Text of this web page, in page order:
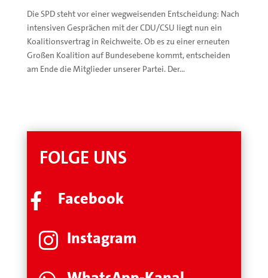
Die SPD steht vor einer wegweisenden Entscheidung: Nach
intensiven Gesprächen mit der CDU/CSU liegt nun ein
Koalitionsvertrag in Reichweite. Ob es zu einer erneuten
Großen Koalition auf Bundesebene kommt, entscheiden
am Ende die Mitglieder unserer Partei. Der...
FOLGE UNS
 Facebook
 Instagram